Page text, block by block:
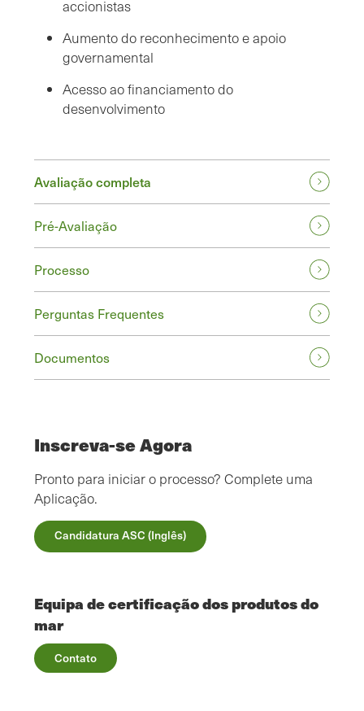
accionistas
Aumento do reconhecimento e apoio
governamental
Acesso ao financiamento do
desenvolvimento
Avaliação completa
Pré-Avaliação
Processo
Perguntas Frequentes
Documentos
Inscreva-se Agora
Pronto para iniciar o processo? Complete uma
Aplicação.
Candidatura ASC (Inglês)
Equipa de certificação dos produtos do
mar
Contato